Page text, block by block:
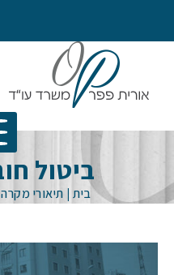
ביטול
בית | תיאורי מקרה